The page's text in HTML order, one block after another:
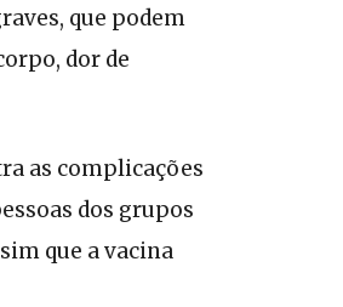
que podem
dor de
as complicações
dos grupos
que a vacina